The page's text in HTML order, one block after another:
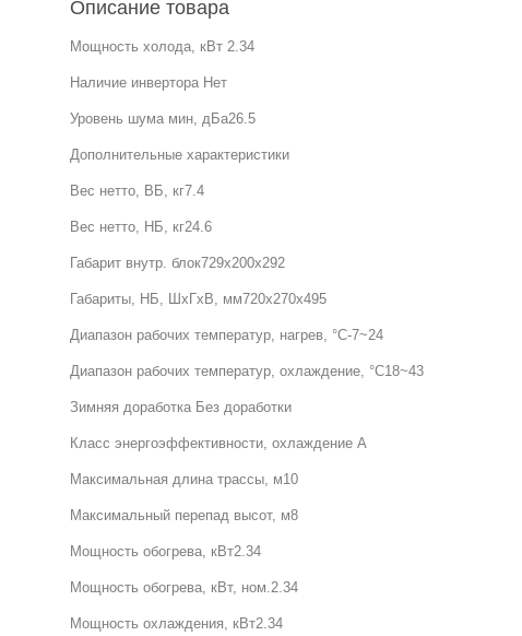
Описание товара
Мощность холода, кВт 2.34
Наличие инвертора Нет
Уровень шума мин, дБа26.5
Дополнительные характеристики
Вес нетто, ВБ, кг7.4
Вес нетто, НБ, кг24.6
Габарит внутр. блок729x200x292
Габариты, НБ, ШхГхВ, мм720x270x495
Диапазон рабочих температур, нагрев, °C-7~24
Диапазон рабочих температур, охлаждение, °C18~43
Зимняя доработка Без доработки
Класс энергоэффективности, охлаждение A
Максимальная длина трассы, м10
Максимальный перепад высот, м8
Мощность обогрева, кВт2.34
Мощность обогрева, кВт, ном.2.34
Мощность охлаждения, кВт2.34